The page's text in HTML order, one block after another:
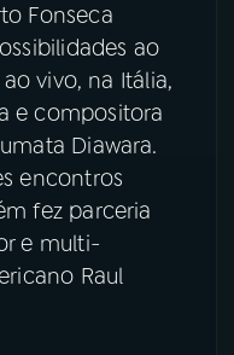
Fonseca
ao
vivo, na Itália,
e compositora
Diawara.
encontros
fez parceria
e multi-
Raul